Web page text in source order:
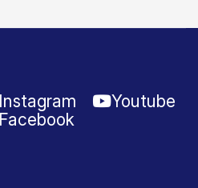
Instagram
Youtube
Facebook